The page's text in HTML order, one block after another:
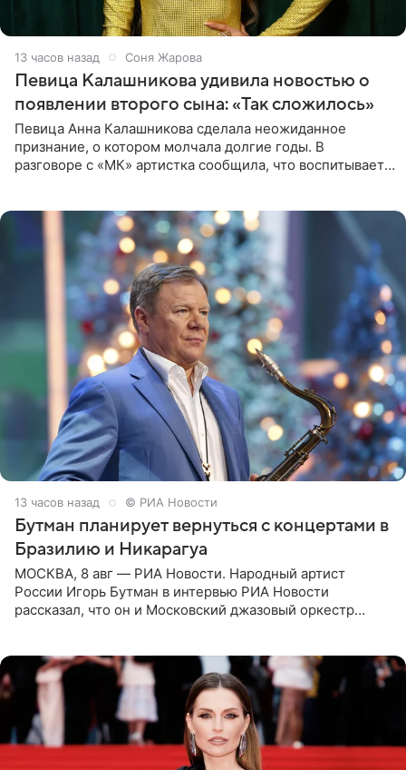
13 часов назад Соня Жарова
Певица Калашникова удивила новостью о
появлении второго сына: «Так сложилось»
Певица Анна Калашникова сделала неожиданное
признание, о котором молчала долгие годы. В
разговоре с «МК» артистка сообщила, что воспитывает
13 часов назад © РИА Новости
Бутман планирует вернуться с концертами в
Бразилию и Никарагуа
МОСКВА, 8 авг — РИА Новости. Народный артист
России Игорь Бутман в интервью РИА Новости
рассказал, что он и Московский джазовый оркестр